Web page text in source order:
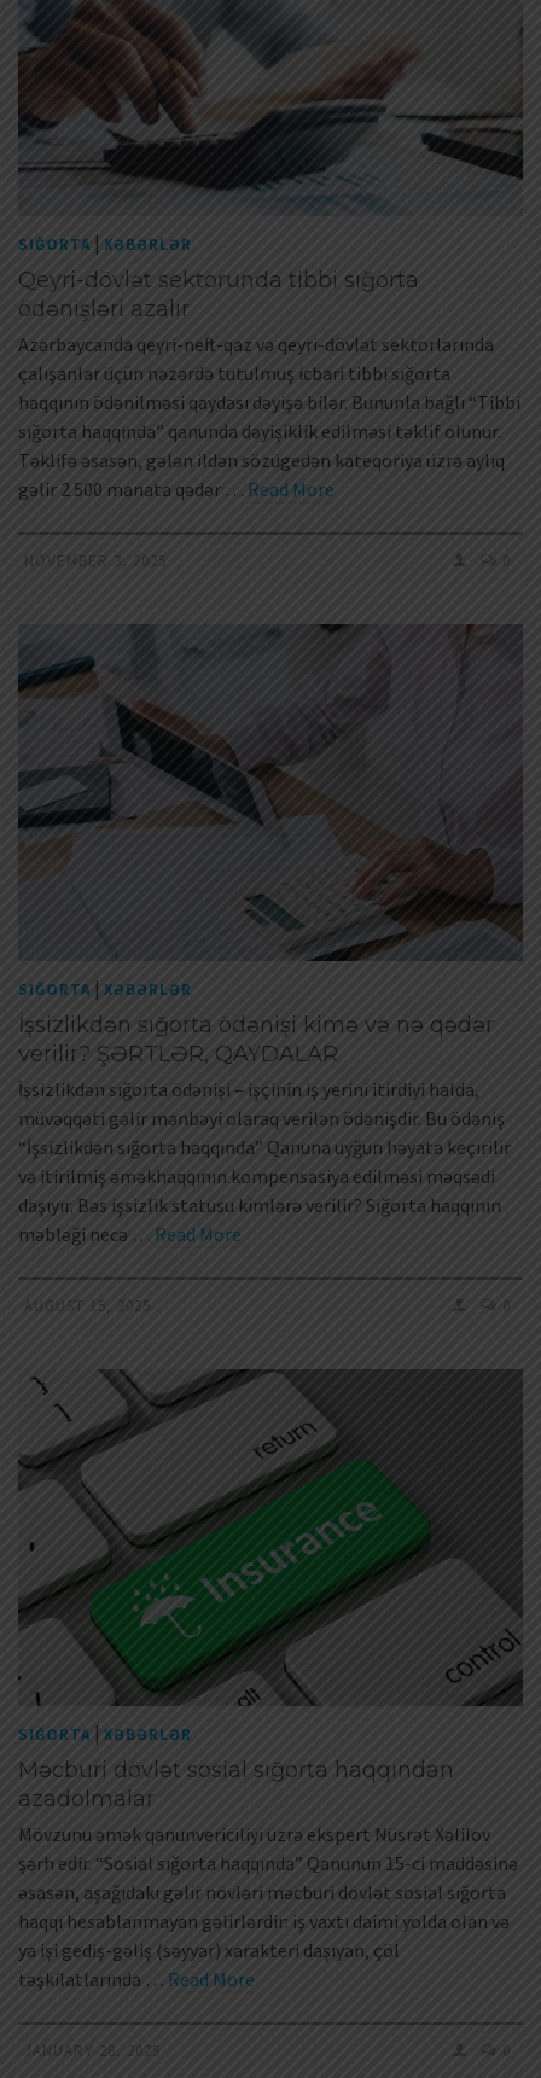
SIĞORTA | XƏBƏRLƏR
Qeyri-dövlət sektorunda tibbi sığorta
ödənişləri azalır
Azərbaycanda qeyri-neft-qaz və qeyri-dövlət sektorlarında
çalışanlar üçün nəzərdə tutulmuş icbari tibbi sığorta
haqqının ödənilməsi qaydası dəyişə bilər. Bununla bağlı “Tibbi
sığorta haqqında” qanunda dəyişiklik edilməsi təklif olunur.
Təklifə əsasən, gələn ildən sözügedən kateqoriya üzrə aylıq
gəlir 2 500 manata qədər … Read More
NOVEMBER 3, 2025 0
SIĞORTA | XƏBƏRLƏR
İşsizlikdən sığorta ödənişi kimə və nə qədər
verilir? ŞƏRTLƏR, QAYDALAR
İşsizlikdən sığorta ödənişi – işçinin iş yerini itirdiyi halda,
müvəqqəti gəlir mənbəyi olaraq verilən ödənişdir. Bu ödəniş
“İşsizlikdən sığorta haqqında” Qanuna uyğun həyata keçirilir
və itirilmiş əməkhaqqının kompensasiya edilməsi məqsədi
daşıyır. Bəs işsizlik statusu kimlərə verilir? Sığorta haqqının
məbləği necə … Read More
AUGUST 15, 2025 0
SIĞORTA | XƏBƏRLƏR
Məcburi dövlət sosial sığorta haqqından
azadolmalar
Mövzunu əmək qanunvericiliyi üzrə ekspert Nüsrət Xəlilov
şərh edir. “Sosial sığorta haqqında” Qanunun 15-ci maddəsinə
əsasən, aşağıdakı gəlir növləri məcburi dövlət sosial sığorta
haqqı hesablanmayan gəlirlərdir: iş vaxtı daimi yolda olan və
ya işi gediş-gəliş (səyyar) xarakteri daşıyan, çöl
təşkilatlarında … Read More
JANUARY 28, 2025 0